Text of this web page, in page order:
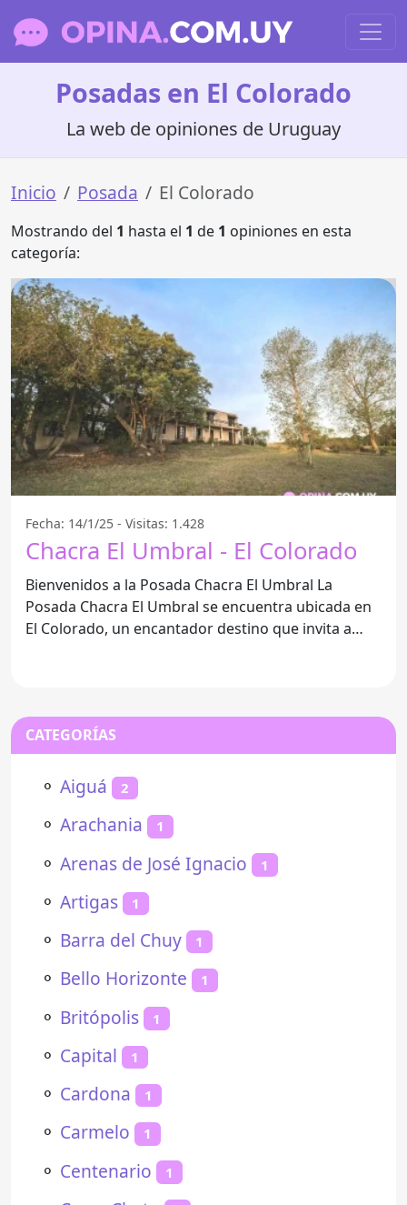
Posadas en El Colorado
La web de opiniones de Uruguay
Inicio Posada El Colorado
Mostrando del 1 hasta el 1 de 1 opiniones en esta
categoría:
Fecha: 14/1/25 - Visitas: 1.428
Chacra El Umbral - El Colorado
Bienvenidos a la Posada Chacra El Umbral La
Posada Chacra El Umbral se encuentra ubicada en
El Colorado, un encantador destino que invita a
CATEGORÍAS
⚬ Aiguá 2
⚬ Arachania 1
⚬ Arenas de José Ignacio 1
⚬ Artigas 1
⚬ Barra del Chuy 1
⚬ Bello Horizonte 1
⚬ Britópolis 1
⚬ Capital 1
⚬ Cardona 1
⚬ Carmelo 1
⚬ Centenario 1